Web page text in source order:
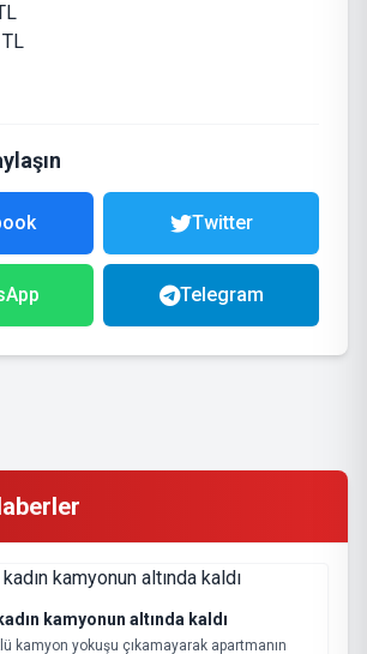
Twitter
Telegram
kamyonun altında kaldı
kamyon yokuşu çıkamayarak apartmanın